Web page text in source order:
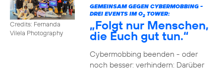
Credits: Fernanda
Vilela Photography
GEMEINSAM GEGEN CYBERMOBBING -
DREI EVENTS IM O2TOWER:
„Folgt nur Menschen,
die Euch gut tun.“
Cybermobbing beenden - oder
noch besser: verhindern: Darüber